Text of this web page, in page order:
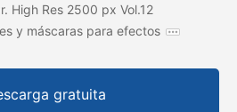
High Res 2500 px Vol.12
y máscaras para efectos
gratuita